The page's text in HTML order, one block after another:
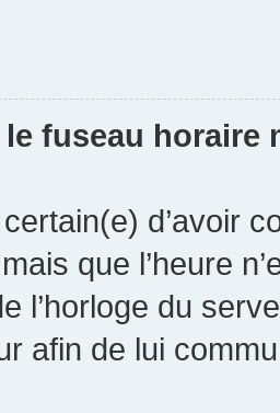
fuseau horaire
d’avoir
mais que l’heure
l’horloge du
afin de lui